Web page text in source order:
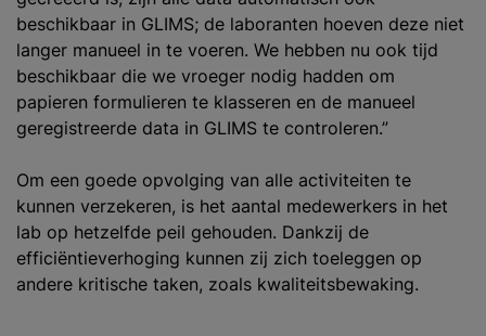
beschikbaar in GLIMS; de laboranten hoeven deze niet
langer manueel in te voeren. We hebben nu ook tijd
beschikbaar die we vroeger nodig hadden om
papieren formulieren te klasseren en de manueel
geregistreerde data in GLIMS te controleren.”
Om een goede opvolging van alle activiteiten te
kunnen verzekeren, is het aantal medewerkers in het
lab op hetzelfde peil gehouden. Dankzij de
efficiëntieverhoging kunnen zij zich toeleggen op
andere kritische taken, zoals kwaliteitsbewaking.